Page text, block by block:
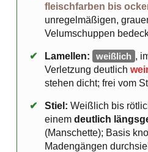
fleischfarben bis
unregelmäßigen,
Velumschuppen
✔ Lamellen: weißlich ,
Verletzung deutlich
stehen dicht; frei vom
✔ Stiel: Weißlich bis
einem deutlich
(Manschette); Basis
Madengängen